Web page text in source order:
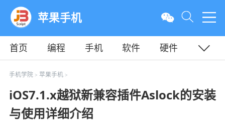
苹果手机
首页 编程 手机 软件
硬件
教程
平面
手机学院> 苹果手机>
iOS7.1.x越狱新兼容插件Aslock的安装
与使用详细介绍